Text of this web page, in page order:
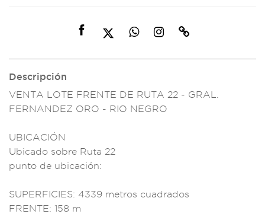
Descripción
VENTA LOTE FRENTE DE RUTA 22 - GRAL.
FERNANDEZ ORO - RIO NEGRO
UBICACIÓN
Ubicado sobre Ruta 22
punto de ubicación:
SUPERFICIES: 4339 metros cuadrados
FRENTE: 158 m